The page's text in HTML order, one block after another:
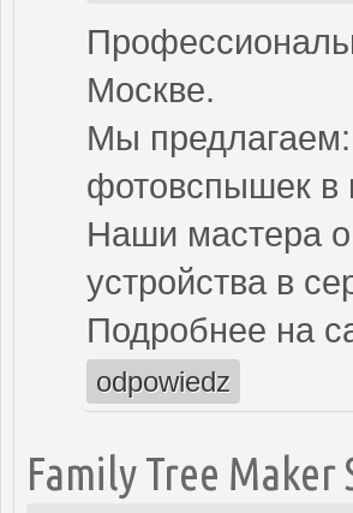
Москве.
Мы
фотовспышек в
Наши мастера
устройства в
Подробнее на
odpowiedz
Family Tree Maker